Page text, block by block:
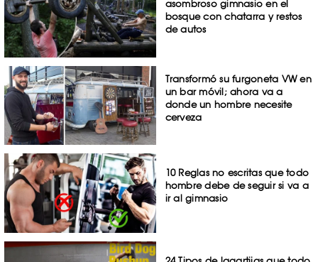
asombroso gimnasio en el
bosque con chatarra y restos
de autos
Transformó su furgoneta VW en
un bar móvil; ahora va a
donde un hombre necesite
cerveza
10 Reglas no escritas que todo
hombre debe de seguir si va a
ir al gimnasio